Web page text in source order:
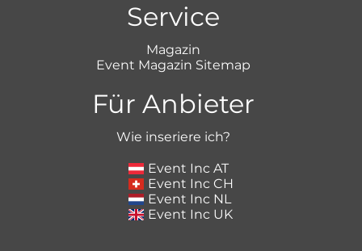
Service
Magazin
Event Magazin Sitemap
Für Anbieter
Wie inseriere ich?
Event Inc AT
Event Inc CH
Event Inc NL
Event Inc UK